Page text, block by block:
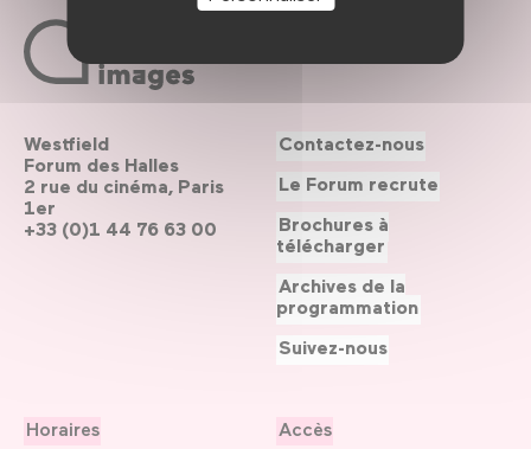
Westfield
Forum des Halles
2 rue du cinéma, Paris
1er
+33 (0)1 44 76 63 00
Horaires
Accès
Contactez-nous
Le Forum recrute
Brochures à
télécharger
Archives de la
programmation
Suivez-nous